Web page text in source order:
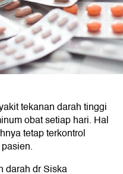
tekanan darah tinggi
obat setiap hari. Hal
tetap terkontrol
darah dr Siska